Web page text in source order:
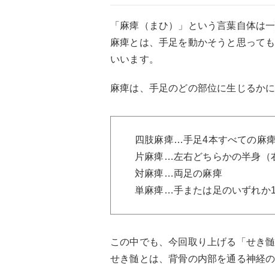
「麻痺（まひ）」という言葉自体は
麻痺とは、手足を動かそうと思って
いいます。
麻痺は、手足のどの部位に生じるか
四肢麻痺…手足4本すべての麻痺
片麻痺…左右どちらかの半身（
対麻痺…両足の麻痺
単麻痺…手または足のいずれか
この中でも、今回取り上げる「せき
せき髄とは、背骨の内部を通る神経